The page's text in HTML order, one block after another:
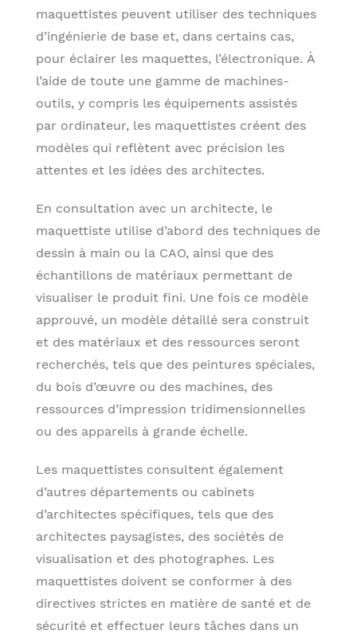
maquettistes peuvent utiliser des techniques
d’ingénierie de base et, dans certains cas,
pour éclairer les maquettes, l’électronique. À
l’aide de toute une gamme de machines-
outils, y compris les équipements assistés
par ordinateur, les maquettistes créent des
modèles qui reflètent avec précision les
attentes et les idées des architectes.
En consultation avec un architecte, le
maquettiste utilise d’abord des techniques de
dessin à main ou la CAO, ainsi que des
échantillons de matériaux permettant de
visualiser le produit fini. Une fois ce modèle
approuvé, un modèle détaillé sera construit
et des matériaux et des ressources seront
recherchés, tels que des peintures spéciales,
du bois d’œuvre ou des machines, des
ressources d’impression tridimensionnelles
ou des appareils à grande échelle.
Les maquettistes consultent également
d’autres départements ou cabinets
d’architectes spécifiques, tels que des
architectes paysagistes, des sociétés de
visualisation et des photographes. Les
maquettistes doivent se conformer à des
directives strictes en matière de santé et de
sécurité et effectuer leurs tâches dans un